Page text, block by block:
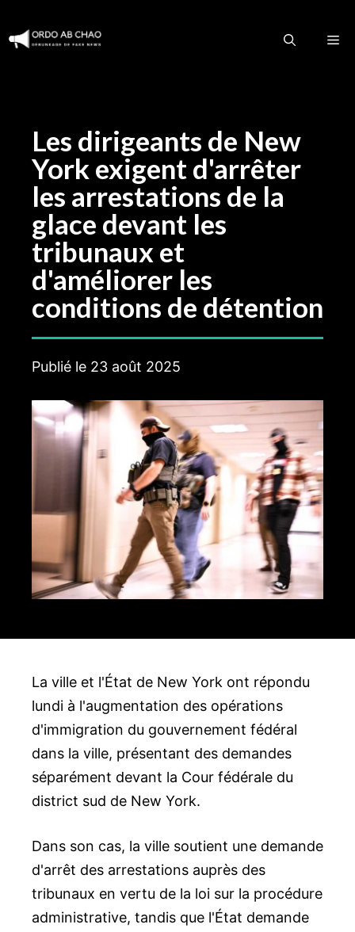
au
Les dirigeants de New
York exigent d'arrêter
les arrestations de la
glace devant les
tribunaux et
d'améliorer les
conditions de détention
Publié le 23 août 2025
La ville et l'État de New York ont ​​répondu
lundi à l'augmentation des opérations
d'immigration du gouvernement fédéral
dans la ville, présentant des demandes
séparément devant la Cour fédérale du
district sud de New York.
Dans son cas, la ville soutient une demande
d'arrêt des arrestations auprès des
tribunaux en vertu de la loi sur la procédure
administrative, tandis que l'État demande